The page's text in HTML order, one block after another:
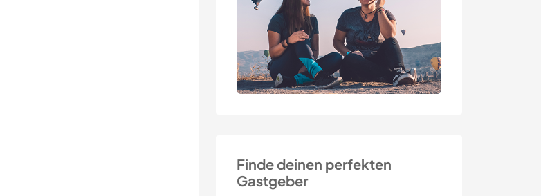
Finde deinen perfekten
Gastgeber